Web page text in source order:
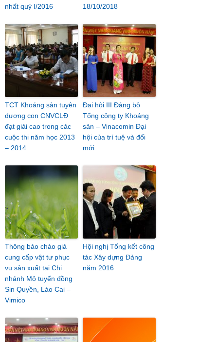
nhất quý I/2016
18/10/2018
TCT Khoáng sản tuyên
dương con CNVCLĐ
đạt giải cao trong các
cuộc thi năm học 2013
– 2014
Đại hội III Đảng bộ
Tổng công ty Khoáng
sản – Vinacomin Đại
hội của trí tuệ và đổi
mới
Thông báo chào giá
cung cấp vật tư phục
vụ sản xuất tại Chi
nhánh Mỏ tuyển đồng
Sin Quyền, Lào Cai –
Vimico
Hội nghị Tổng kết công
tác Xây dựng Đảng
năm 2016